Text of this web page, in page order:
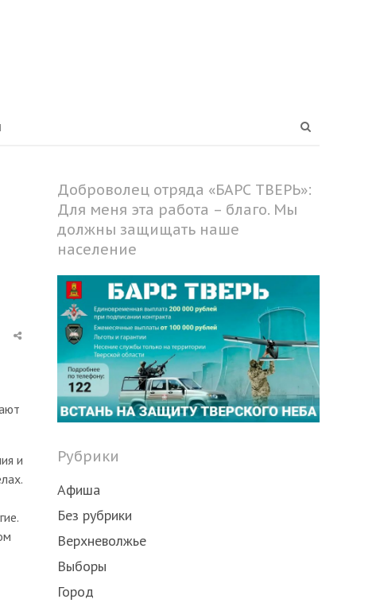
Share
и
Доброволец отряда «БАРС ТВЕРЬ»:
Для меня эта работа – благо. Мы
должны защищать наше
население
Рубрики
Афиша
Без рубрики
Верхневолжье
Выборы
Город